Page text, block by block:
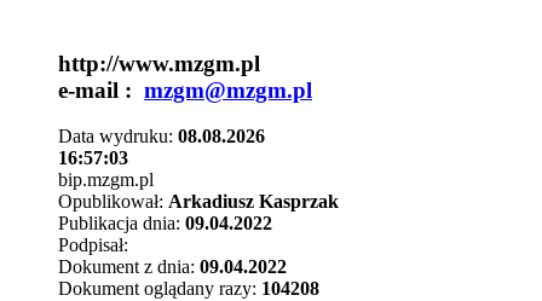
http://www.mzgm.pl
e-mail : mzgm@mzgm.pl
Data wydruku: 08.08.2026
16:57:03
bip.mzgm.pl
Opublikował: Arkadiusz Kasprzak
Publikacja dnia: 09.04.2022
Podpisał:
Dokument z dnia: 09.04.2022
Dokument oglądany razy: 104208